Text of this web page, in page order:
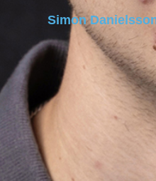
Simon